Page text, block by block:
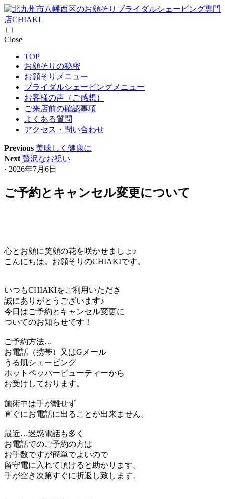
CloseSkip
content
TOP
お顔そりの秘密
お顔そりメニュー
ブライダルシェービングメニュー
お客様の声（ご感想）
ご来店前の確認事項
よくある質問
アクセス・問い合わせ
Previous 美味しく健康に
Next 贅沢なお祝い
· 2026年7月6日
ご予約とキャンセル変更について
心とお顔に笑顔の花を咲かせましょ♪
こんにちは。お顔そりのCHIAKIです。
いつもCHIAKIをご利用いただき
誠にありがとうございます♪
今日はご予約とキャンセル変更に
ついてのお知らせです！
ご予約方法…
お電話（携帯）又はGメール
うる肌シェービング
ホットペッパービューティーから
お受けしております。
施術中は手が離せず
直ぐにお電話に出ることが出来ません。
最近…迷惑電話も多く
お電話でのご予約の方は
お手数ですが簡単でよいので
留守電に入れて頂けると助かります。
手が空き次第すぐに折返し致します。